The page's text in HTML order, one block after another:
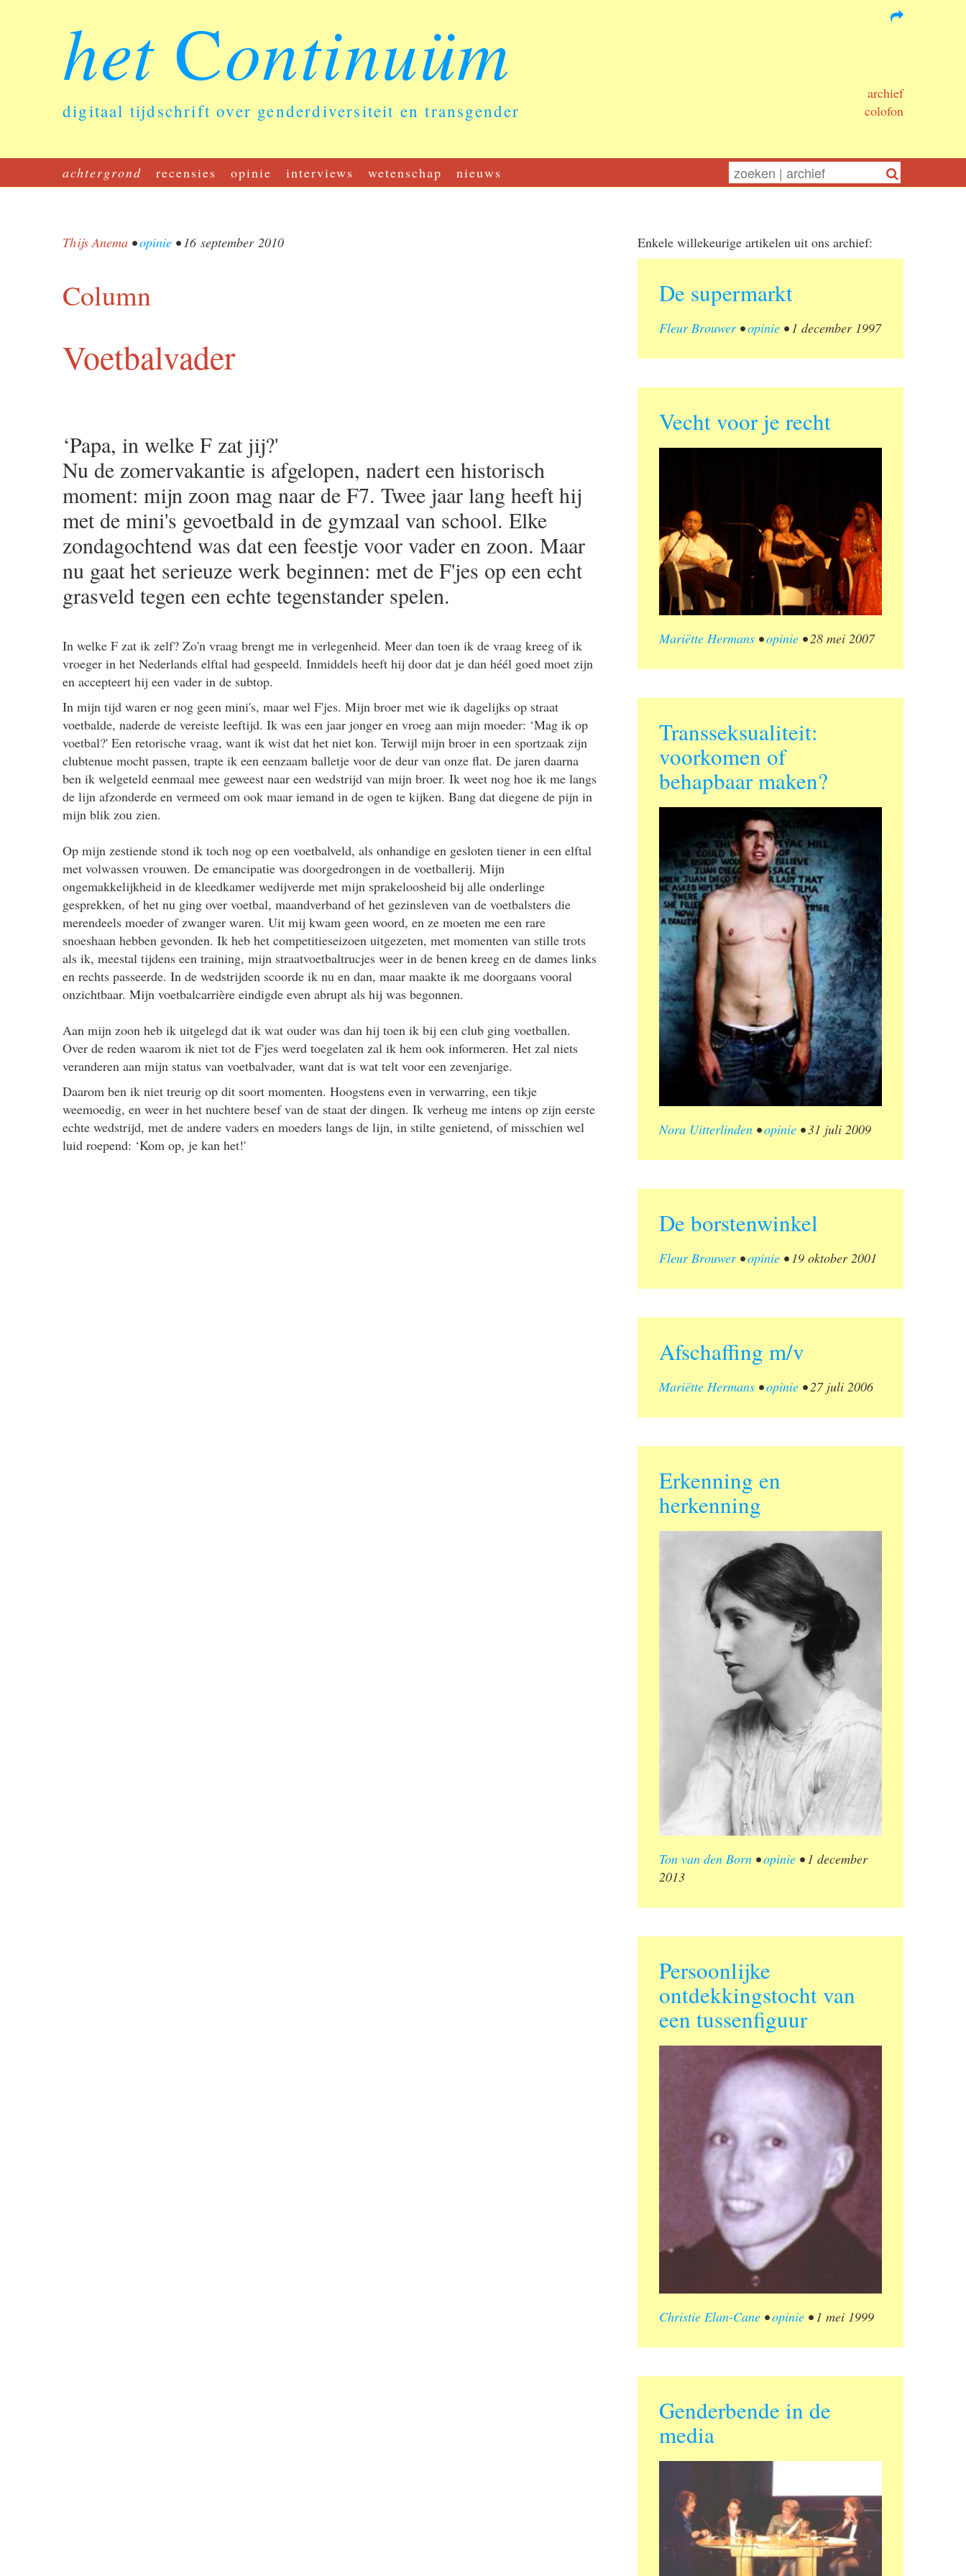
het Continuüm
digitaal tijdschrift over genderdiversiteit en transgender
archief
colofon
achtergrond recensies opinie interviews wetenschap nieuws
Thijs Anema •opinie •16 september 2010
Column
Voetbalvader
‘Papa, in welke F zat jij?'
Nu de zomervakantie is afgelopen, nadert een historisch
moment: mijn zoon mag naar de F7. Twee jaar lang heeft hij
met de mini's gevoetbald in de gymzaal van school. Elke
zondagochtend was dat een feestje voor vader en zoon. Maar
nu gaat het serieuze werk beginnen: met de F'jes op een echt
grasveld tegen een echte tegenstander spelen.
In welke F zat ik zelf? Zo'n vraag brengt me in verlegenheid. Meer dan toen ik de vraag kreeg of ik
vroeger in het Nederlands elftal had gespeeld. Inmiddels heeft hij door dat je dan héél goed moet zijn
en accepteert hij een vader in de subtop.
In mijn tijd waren er nog geen mini's, maar wel F'jes. Mijn broer met wie ik dagelijks op straat
voetbalde, naderde de vereiste leeftijd. Ik was een jaar jonger en vroeg aan mijn moeder: ‘Mag ik op
voetbal?' Een retorische vraag, want ik wist dat het niet kon. Terwijl mijn broer in een sportzaak zijn
clubtenue mocht passen, trapte ik een eenzaam balletje voor de deur van onze flat. De jaren daarna
ben ik welgeteld eenmaal mee geweest naar een wedstrijd van mijn broer. Ik weet nog hoe ik me langs
de lijn afzonderde en vermeed om ook maar iemand in de ogen te kijken. Bang dat diegene de pijn in
mijn blik zou zien.
Op mijn zestiende stond ik toch nog op een voetbalveld, als onhandige en gesloten tiener in een elftal
met volwassen vrouwen. De emancipatie was doorgedrongen in de voetballerij. Mijn
ongemakkelijkheid in de kleedkamer wedijverde met mijn sprakeloosheid bij alle onderlinge
gesprekken, of het nu ging over voetbal, maandverband of het gezinsleven van de voetbalsters die
merendeels moeder of zwanger waren. Uit mij kwam geen woord, en ze moeten me een rare
snoeshaan hebben gevonden. Ik heb het competitieseizoen uitgezeten, met momenten van stille trots
als ik, meestal tijdens een training, mijn straatvoetbaltrucjes weer in de benen kreeg en de dames links
en rechts passeerde. In de wedstrijden scoorde ik nu en dan, maar maakte ik me doorgaans vooral
onzichtbaar. Mijn voetbalcarrière eindigde even abrupt als hij was begonnen.
Aan mijn zoon heb ik uitgelegd dat ik wat ouder was dan hij toen ik bij een club ging voetballen.
Over de reden waarom ik niet tot de F'jes werd toegelaten zal ik hem ook informeren. Het zal niets
veranderen aan mijn status van voetbalvader, want dat is wat telt voor een zevenjarige.
Daarom ben ik niet treurig op dit soort momenten. Hoogstens even in verwarring, een tikje
weemoedig, en weer in het nuchtere besef van de staat der dingen. Ik verheug me intens op zijn eerste
echte wedstrijd, met de andere vaders en moeders langs de lijn, in stilte genietend, of misschien wel
luid roepend: ‘Kom op, je kan het!'
Enkele willekeurige artikelen uit ons archief:
De supermarkt
Fleur Brouwer•opinie •1 december 1997
Vecht voor je recht
Mariëtte Hermans •opinie •28 mei 2007
Transseksualiteit:
voorkomen of
behapbaar maken?
Nora Uitterlinden •opinie •31 juli 2009
De borstenwinkel
Fleur Brouwer•opinie • 19 oktober 2001
Afschaffing m/v
Mariëtte Hermans •opinie •27 juli 2006
Erkenning en
herkenning
Ton van den Born •opinie • 1 december
2013
Persoonlijke
ontdekkingstocht van
een tussenfiguur
Christie Elan-Cane •opinie • 1 mei 1999
Genderbende in de
media